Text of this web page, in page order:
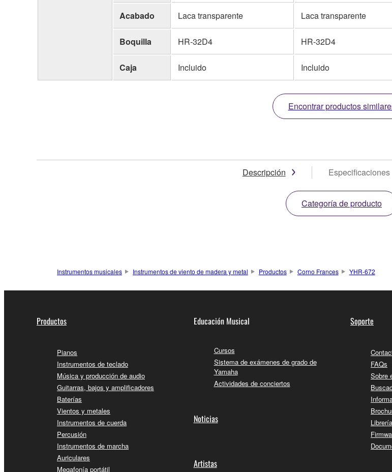
Acabado Laca transparente Laca transparente
Boquilla HR-32D4 HR-32D4
Caja Incluido Incluido
Encontrar productos
Descripción Especificaciones
Categoría de producto
Instrumentos musicales Instrumentos de viento de madera y metal Productos Corno Frances YHR-672
Productos
Pianos
Instrumentos de teclado
Música y producción de audio
Guitarras, bajos y amplificadores
Baterías
Vientos y metales
Instrumentos de cuerda
Percusión
Instrumentos de marcha
Auriculares
Megafonía portátil
Educación Musical
Cursos
Sistema de exámenes de grado de
Yamaha
Actividades de conciertos
Noticias
Artistas
Soporte
FAQs
Sobre